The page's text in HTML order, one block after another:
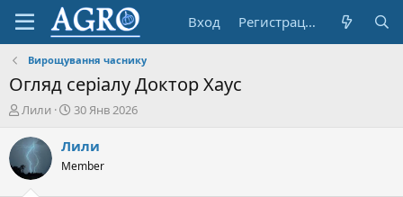
Вход Регистрация
Вирощування часнику
Огляд серіалу Доктор Хаус
А
т
о
р
Лили
Д
т
н
30 Янв 2026
Лили
Member